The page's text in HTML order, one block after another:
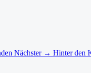
Nächster → Hinter den